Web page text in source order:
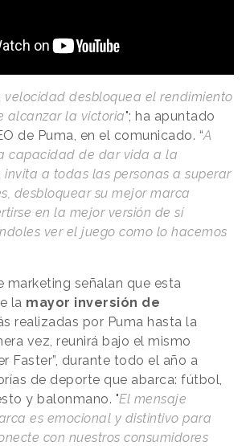
velocidad desbloquea el rendimiento
alcanzar la victoria"; ha apuntado
de Puma, en el comunicado. “A
capacidad de dar vida a la
a todas las personas a superar
desbloquear su mejor marca
en la mejor versión de sí
ver el juego como lo hacemos
marketing señalan que esta
la mayor inversión de
realizadas por Puma hasta la
vez, reunirá bajo el mismo
Faster”, durante todo el año a
de deporte que abarca: fútbol,
y balonmano. "El mensaje
es emocional y distintivo para
con nuestros consumidores